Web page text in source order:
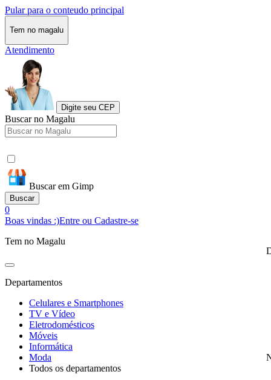
Pular para o conteudo principal
Tem no magalu
Atendimento
Digite seu CEP
Buscar no Magalu
Buscar em Gimp
Buscar
0
Boas vindas :)Entre ou Cadastre-se
Tem no Magalu
Departamentos
Celulares e Smartphones
TV e Vídeo
Eletrodomésticos
Móveis
Informática
Moda
Todos os departamentos